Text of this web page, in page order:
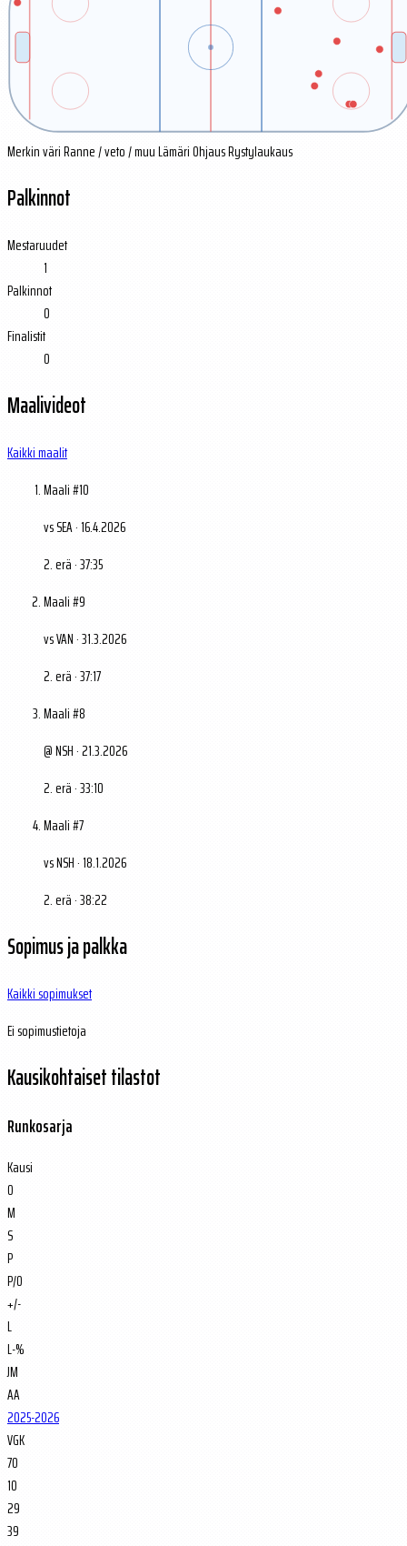
Merkin väriRanne / veto / muuLämäriOhjausRystylaukaus
Palkinnot
Mestaruudet
1
Palkinnot
0
Finalistit
0
Maalivideot
Kaikki maalit
Maali #10
vs SEA · 16.4.2026
2. erä · 37:35
Maali #9
vs VAN · 31.3.2026
2. erä · 37:17
Maali #8
@ NSH · 21.3.2026
2. erä · 33:10
Maali #7
vs NSH · 18.1.2026
2. erä · 38:22
Sopimus ja palkka
Kaikki sopimukset
Ei sopimustietoja
Kausikohtaiset tilastot
Runkosarja
Kausi
O
M
S
P
P/O
+/-
L
L-%
JM
AA
2025-2026
VGK
70
10
29
39